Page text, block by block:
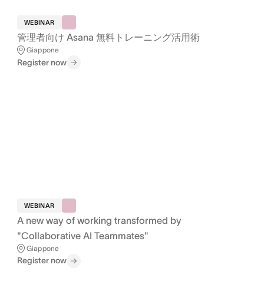
WEBINAR
管理者向け Asana 無料トレーニング活用術
Giappone
Register now
WEBINAR
A new way of working transformed by
"Collaborative AI Teammates"
Giappone
Register now